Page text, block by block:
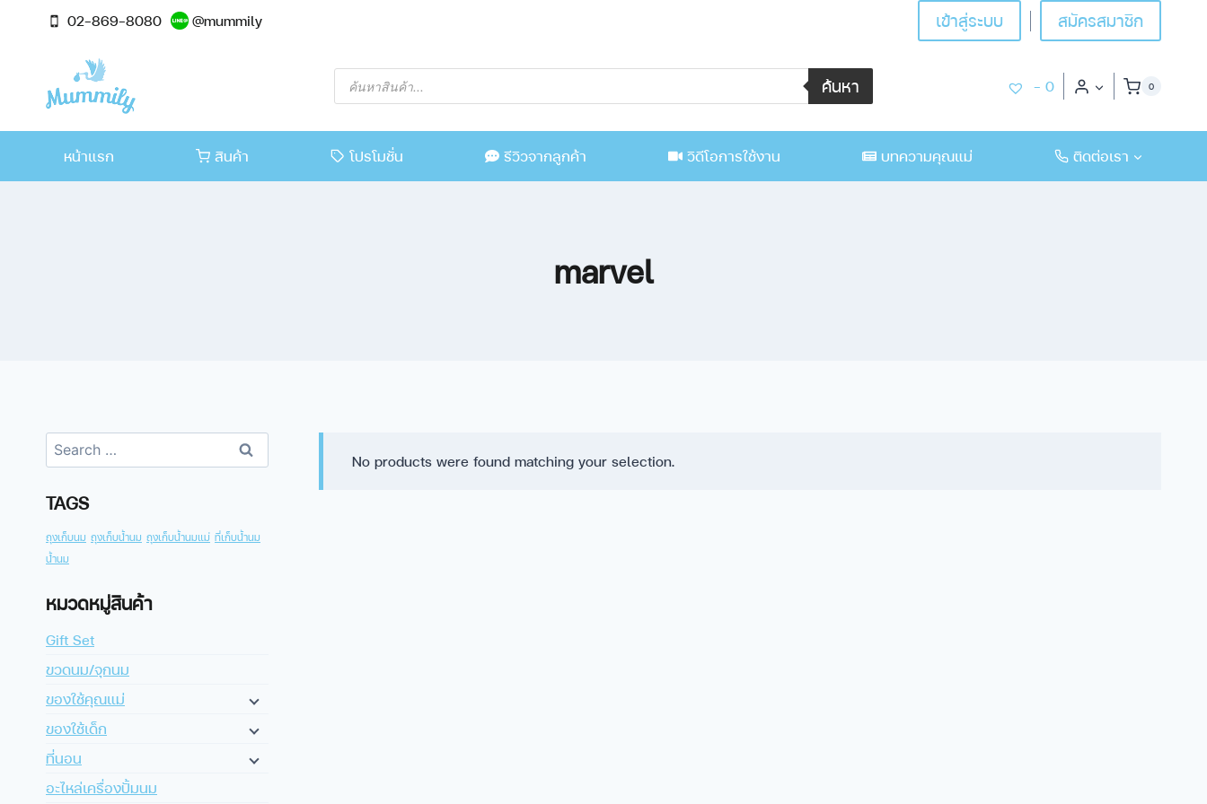
02-869-8080 @mummily เข้าสู่ระบบ สมัครสมาชิก
ค้นหา - 0 0
หน้าแรก สินค้า โปรโมชั่น รีวิวจากลูกค้า วิดีโอการใช้งาน บทความคุณแม่ ติดต่อเรา
marvel
No products were found matching your selection.
TAGS
ถุงเก็บนม ถุงเก็บน้ำนม ถุงเก็บน้ำนมแม่ ที่เก็บน้ำนม
น้ำนม
หมวดหมู่สินค้า
Gift Set
ขวดนม/จุกนม
ของใช้คุณแม่
ของใช้เด็ก
ที่นอน
อะไหล่เครื่องปั้มนม